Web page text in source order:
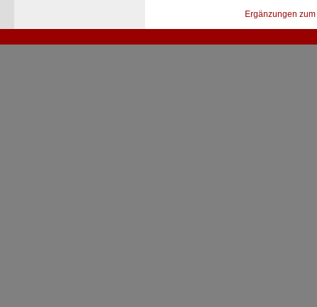
Ergänzungen